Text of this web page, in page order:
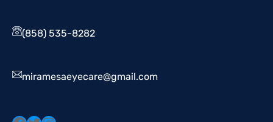
(858) 535-8282
miramesaeyecare@gmail.com